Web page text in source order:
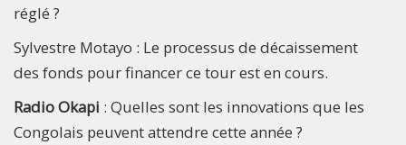
réglé ?
Sylvestre Motayo : Le processus de décaissement
des fonds pour financer ce tour est en cours.
Radio Okapi : Quelles sont les innovations que les
Congolais peuvent attendre cette année ?